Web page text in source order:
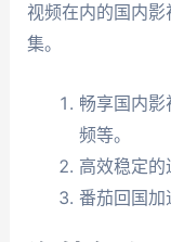
视频在内的国内
集。
畅享国内
频等。
高效稳定的
番茄回国加